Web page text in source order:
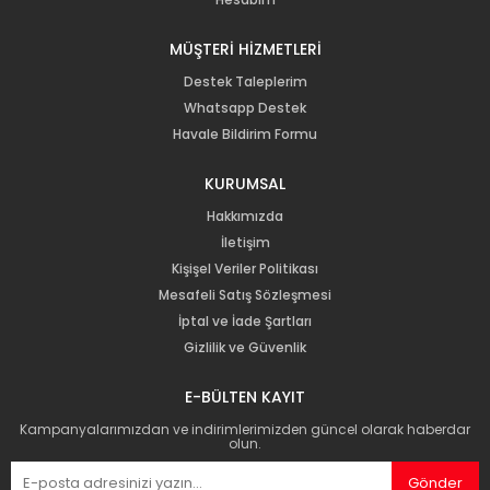
MÜŞTERİ HİZMETLERİ
Destek Taleplerim
Whatsapp Destek
Havale Bildirim Formu
KURUMSAL
Hakkımızda
İletişim
Kişişel Veriler Politikası
Mesafeli Satış Sözleşmesi
İptal ve İade Şartları
Gizlilik ve Güvenlik
E-BÜLTEN KAYIT
Kampanyalarımızdan ve indirimlerimizden güncel olarak haberdar
olun.
Gönder